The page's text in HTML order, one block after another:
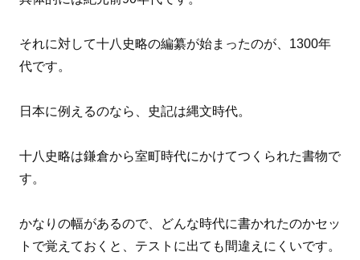
それに対して十八史略の編纂が始まったのが、1300年
代です。
日本に例えるのなら、史記は縄文時代。
十八史略は鎌倉から室町時代にかけてつくられた書物で
す。
かなりの幅があるので、どんな時代に書かれたのかセッ
トで覚えておくと、テストに出ても間違えにくいです。